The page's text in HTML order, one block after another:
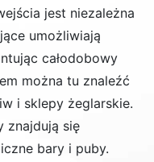
jest niezależna
umożliwiają
całodobowy
można tu znaleźć
i sklepy żeglarskie.
znajdują się
bary i puby.